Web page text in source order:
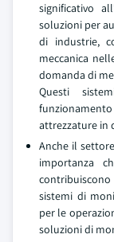
significativo
soluzioni per
di industrie,
meccanica
domanda di
Questi
attrezzature in
Anche il
importanza
sistemi di
per le
soluzioni di